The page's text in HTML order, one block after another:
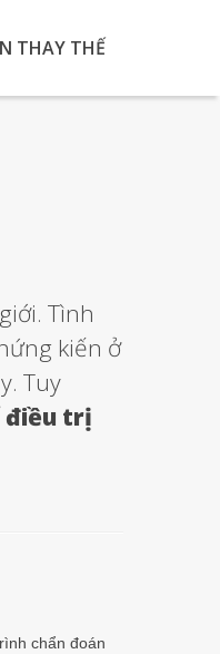
THAY THẾ
Tình
kiến ở
Tuy
điều trị
chẩn đoán